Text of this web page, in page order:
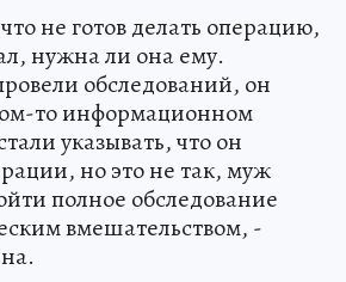
не готов делать операцию,
нужна ли она ему.
обследований, он
то информационном
указывать, что он
но это не так, муж
полное обследование
вмешательством, -